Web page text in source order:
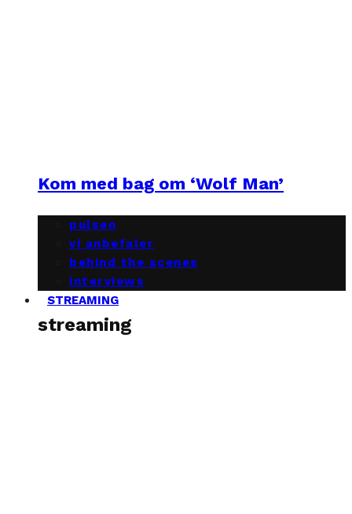
Kom med bag om ‘Wolf Man’
pulsen
vi anbefaler
behind the scenes
interviews
STREAMING
streaming